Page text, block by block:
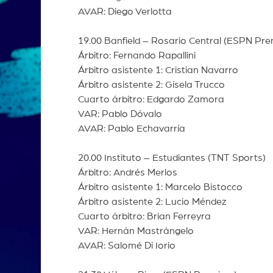
AVAR: Diego Verlotta
19.00 Banfield – Rosario Central (ESPN
Árbitro: Fernando Rapallini
Árbitro asistente 1: Cristian Navarro
Árbitro asistente 2: Gisela Trucco
Cuarto árbitro: Edgardo Zamora
VAR: Pablo Dóvalo
AVAR: Pablo Echavarría
20.00 Instituto – Estudiantes (TNT Sports)
Árbitro: Andrés Merlos
Árbitro asistente 1: Marcelo Bistocco
Árbitro asistente 2: Lucio Méndez
Cuarto árbitro: Brian Ferreyra
VAR: Hernán Mastrángelo
AVAR: Salomé Di Iorio